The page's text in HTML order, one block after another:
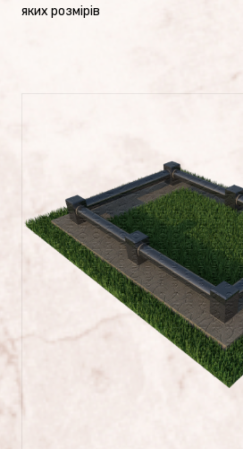
Фотоскло
Художня робота
Сусальне золото
яких розмірів